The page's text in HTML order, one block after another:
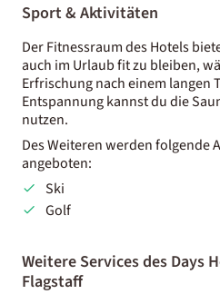
Sport & Aktivitäten
Der Fitnessraum des Hotels
auch im Urlaub fit zu bleiben,
Erfrischung nach einem langen
Entspannung kannst du die
nutzen.
Des Weiteren werden folgende
angeboten:
Ski
Golf
Weitere Services des Days
Flagstaff